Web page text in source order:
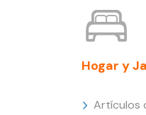
Hogar y
Artículos